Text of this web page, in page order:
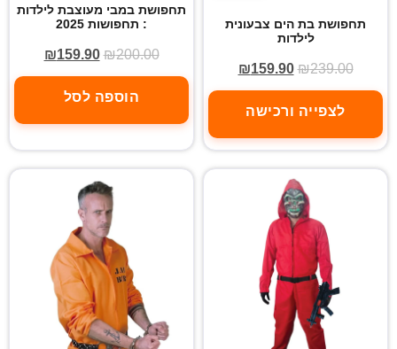
תחפושת בת הים צבעונית
לילדות
₪239.00
₪159.90
לצפייה ורכישה
תחפושת במבי מעוצבת לילדות
: תחפושות 2025
₪200.00
₪159.90
הוספה לסל